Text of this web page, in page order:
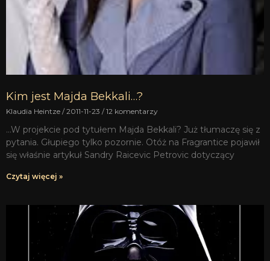
Kim jest Majda Bekkali…?
Klaudia Heintze 2011-11-23 12 komentarzy
…W projekcie pod tytułem Majda Bekkali? Już tłumaczę się z
pytania. Głupiego tylko pozornie. Otóż na Fragrantice pojawił
się właśnie artykuł Sandry Raicevic Petrovic dotyczący
Czytaj więcej »